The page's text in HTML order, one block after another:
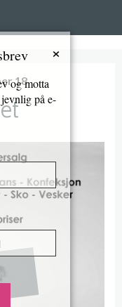
18
×
og motta
på e-